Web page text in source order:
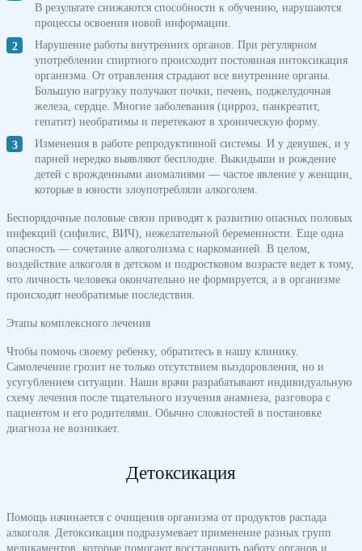
В результате снижаются способности к обучению, нарушаются
процессы освоения новой информации.
Нарушение работы внутренних органов. При регулярном
употреблении спиртного происходит постоянная интоксикация
организма. От отравления страдают все внутренние органы.
Большую нагрузку получают почки, печень, поджелудочная
железа, сердце. Многие заболевания (цирроз, панкреатит,
гепатит) необратимы и перетекают в хроническую форму.
Изменения в работе репродуктивной системы. И у девушек, и у
парней нередко выявляют бесплодие. Выкидыши и рождение
детей с врожденными аномалиями — частое явление у женщин,
которые в юности злоупотребляли алкоголем.
Беспорядочные половые связи приводят к развитию опасных половых
инфекций (сифилис, ВИЧ), нежелательной беременности. Еще одна
опасность — сочетание алкоголизма с наркоманией. В целом,
воздействие алкоголя в детском и подростковом возрасте ведет к тому,
что личность человека окончательно не формируется, а в организме
происходят необратимые последствия.
Этапы комплексного лечения
Чтобы помочь своему ребенку, обратитесь в нашу клинику.
Самолечение грозит не только отсутствием выздоровления, но и
усугублением ситуации. Наши врачи разрабатывают индивидуальную
схему лечения после тщательного изучения анамнеза, разговора с
пациентом и его родителями. Обычно сложностей в постановке
диагноза не возникает.
Детоксикация
Помощь начинается с очищения организма от продуктов распада
алкоголя. Детоксикация подразумевает применение разных групп
медикаментов, которые помогают восстановить работу органов и